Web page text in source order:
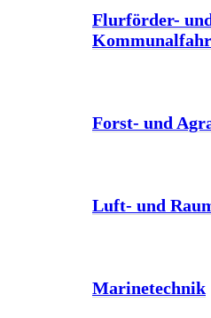
Flurförder-
Forst- und
Luft- und
Marinetechnik